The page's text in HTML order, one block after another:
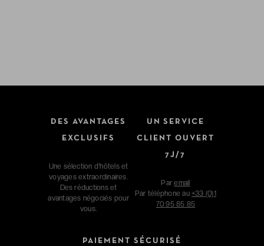
DES AVANTAGES
EXCLUSIFS
Une sélection d'hôtels et
voyages extraordinaires.
Des réductions et
avantages négociés pour
vous.
UN SERVICE
CLIENT OUVERT
7J/7
Paremail
Par téléphone au +33 (0)1
70 95 85 85
PAIEMENT SÉCURISÉ